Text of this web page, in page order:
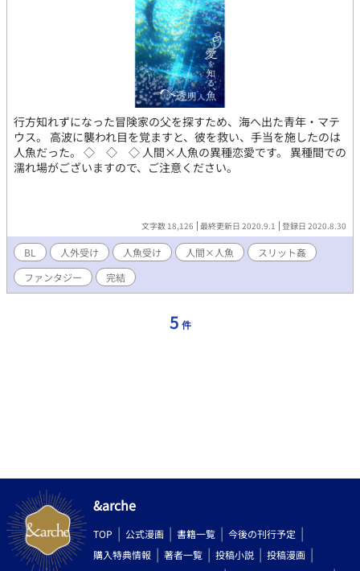
行方知れずになった冒険家の父を探すため、海へ出た青年・マテ
ウス。 高波に襲われ目を覚ますと、彼を救い、手当を施したのは
人魚だった。 ◇ ◇ ◇ 人間×人魚の異種恋愛です。 異種間での
濡れ場がございますので、ご注意ください。
文字数 18,126 最終更新日 2020.9.1 登録日 2020.8.30
BL 人外受け 人魚受け 人間×人魚
スリット姦
ファンタジー
完結
5 件
&arche
TOP 公式漫画 書籍一覧
今後の刊行予定
購入特典情報
著者一覧 投稿小説
投稿漫画